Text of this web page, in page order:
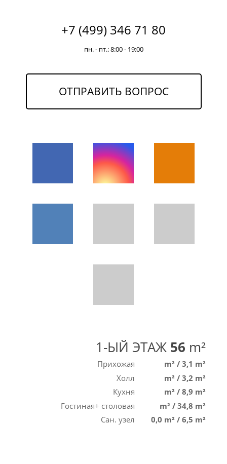
+7 (499) 346 71 80
пн. - пт.: 8:00 - 19:00
ОТПРАВИТЬ ВОПРОС
1-ЫЙ ЭТАЖ 56 m²
Прихожая m² / 3,1 m²
Холл
m² / 3,2 m²
Кухня
m² / 8,9 m²
Гостиная+ столовая
m² / 34,8 m²
Сан. узел
0,0 m² / 6,5 m²